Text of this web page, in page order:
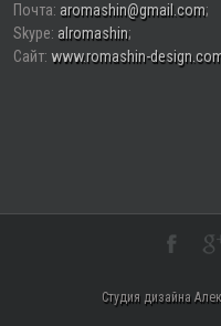
Почта: aromashin@gmail.com;
Skype: alromashin;
Сайт: www.romashin-
Студия дизайна